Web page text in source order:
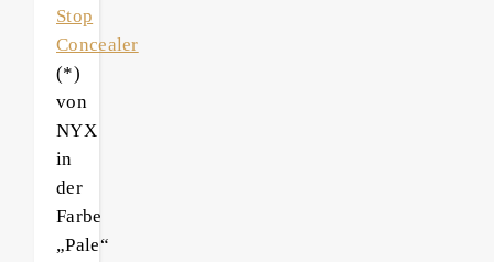
Stop
Concealer
(*)
von
NYX
in
der
Farbe
„Pale“